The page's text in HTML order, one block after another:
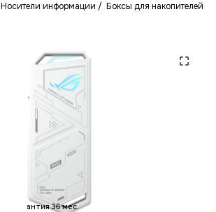
Носители информации Боксы для накопителей
Гарантия 36 мес.